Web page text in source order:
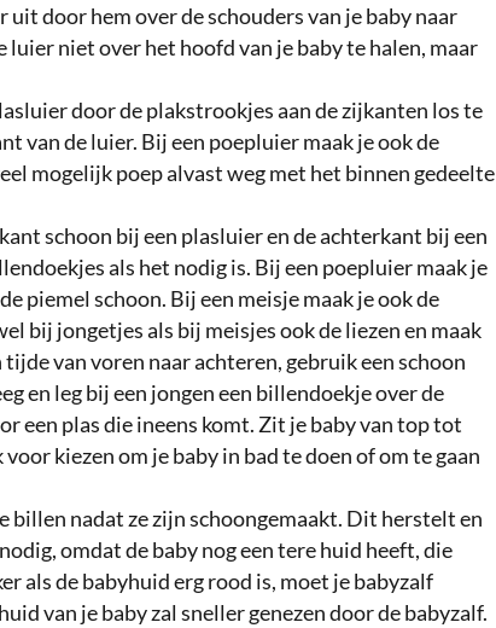
door hem over de schouders van je baby naar
luier niet over het hoofd van je baby te halen, maar
door de plakstrookjes aan de zijkanten los te
van de luier. Bij een poepluier maak je ook de
mogelijk poep alvast weg met het binnen gedeelte
schoon bij een plasluier en de achterkant bij een
als het nodig is. Bij een poepluier maak je
piemel schoon. Bij een meisje maak je ook de
bij jongetjes als bij meisjes ook de liezen en maak
van voren naar achteren, gebruik een schoon
en leg bij een jongen een billendoekje over de
een plas die ineens komt. Zit je baby van top tot
kiezen om je baby in bad te doen of om te gaan
billen nadat ze zijn schoongemaakt. Dit herstelt en
omdat de baby nog een tere huid heeft, die
als de babyhuid erg rood is, moet je babyzalf
van je baby zal sneller genezen door de babyzalf.